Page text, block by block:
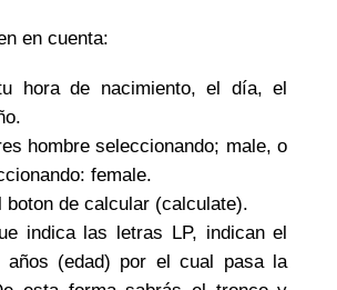
en cuenta:
hora de nacimiento, el día, el
hombre seleccionando; male, o
female.
boton de calcular (calculate).
indica las letras LP, indican el
años (edad) por el cual pasa la